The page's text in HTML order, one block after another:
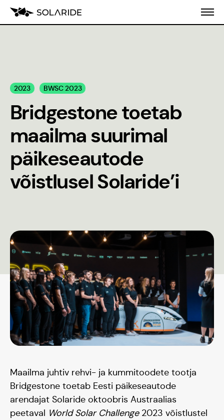
Koolitusprogramm
Blogi
Inseneeria
populariseerimine
Stiilijuhend
2023 BWSC 2023
Bridgestone toetab
maailma suurimal
päikeseautode
võistlusel Solaride’i
Maailma juhtiv rehvi- ja kummitoodete tootja
Bridgestone toetab Eesti päikeseautode
arendajat Solaride oktoobris Austraalias
peetaval World Solar Challenge2023 võistlustel